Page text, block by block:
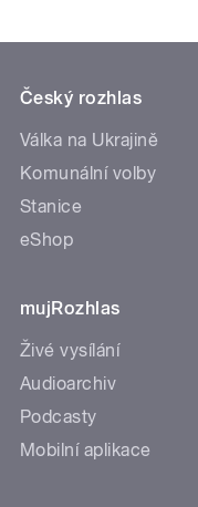
Český rozhlas
Válka na Ukrajině
Komunální volby
Stanice
eShop
mujRozhlas
Živé vysílání
Audioarchiv
Podcasty
Mobilní aplikace